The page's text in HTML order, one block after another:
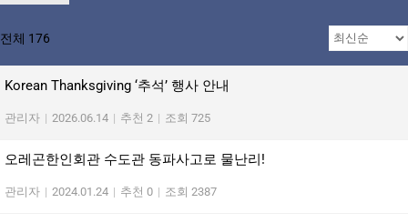
전체 176
Korean Thanksgiving ‘추석’ 행사 안내
관리자 | 2026.06.14 | 추천 2 | 조회 725
오레곤한인회관 수도관 동파사고로 물난리!
관리자 | 2024.01.24 | 추천 0 | 조회 2387